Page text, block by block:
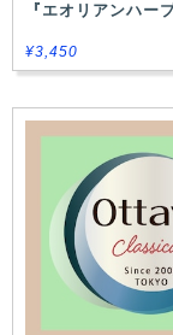
『エオリアンハープ
¥3,450